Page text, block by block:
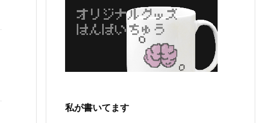
私が書いてます